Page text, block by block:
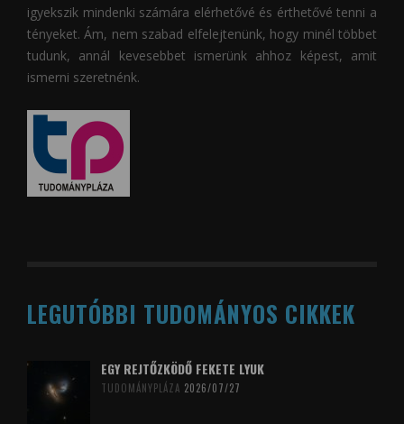
igyekszik mindenki számára elérhetővé és érthetővé tenni a
tényeket. Ám, nem szabad elfelejtenünk, hogy minél többet
tudunk, annál kevesebbet ismerünk ahhoz képest, amit
ismerni szeretnénk.
LEGUTÓBBI TUDOMÁNYOS CIKKEK
EGY REJTŐZKÖDŐ FEKETE LYUK
TUDOMÁNYPLÁZA 2026/07/27